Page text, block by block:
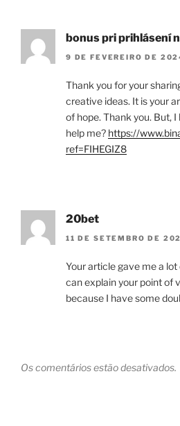
bonus pri prihlásení
9 DE FEVEREIRO DE
Thank you for your
creative ideas. It is your
of hope. Thank you. But,
help me? https://
ref=FIHEGIZ8
20bet
11 DE SETEMBRO DE
Your article gave me a
can explain your point of
because I have some
Os comentários estão desativados.